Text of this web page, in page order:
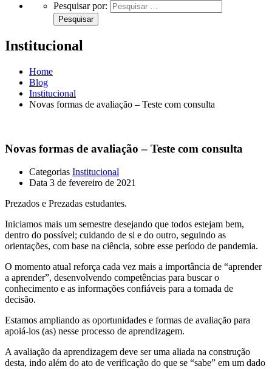
Pesquisar por:
Institucional
Home
Blog
Institucional
Novas formas de avaliação – Teste com consulta
Novas formas de avaliação – Teste com consulta
Categorias Institucional
Data 3 de fevereiro de 2021
Prezados e Prezadas estudantes.
Iniciamos mais um semestre desejando que todos estejam bem,
dentro do possível; cuidando de si e do outro, seguindo as
orientações, com base na ciência, sobre esse período de pandemia.
O momento atual reforça cada vez mais a importância de “aprender
a aprender”, desenvolvendo competências para buscar o
conhecimento e as informações confiáveis para a tomada de
decisão.
Estamos ampliando as oportunidades e formas de avaliação para
apoiá-los (as) nesse processo de aprendizagem.
A avaliação da aprendizagem deve ser uma aliada na construção
desta, indo além do ato de verificação do que se “sabe” em um dado